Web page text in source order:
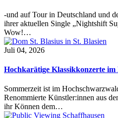
-und auf Tour in Deutschland und
ihrer aktuellen Single „Nightshift
Wow!…
Juli 04, 2026
Hochkarätige Klassikkonzerte im
Sommerzeit ist im
Renommierte Künstler:innen aus
ihr Können dem…